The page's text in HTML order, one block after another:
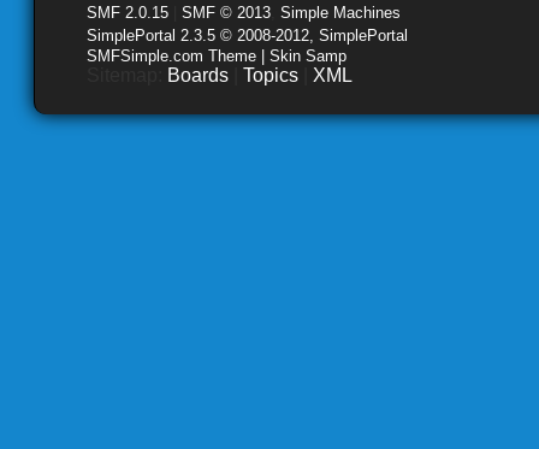
SMF 2.0.15 SMF © 2013 Simple Machines
SimplePortal 2.3.5 © 2008-2012, SimplePortal
SMFSimple.com Theme | Skin Samp
Boards Topics XML